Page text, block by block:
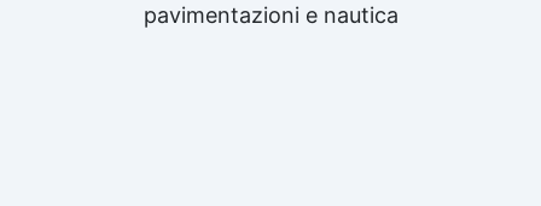
pavimentazioni e nautica